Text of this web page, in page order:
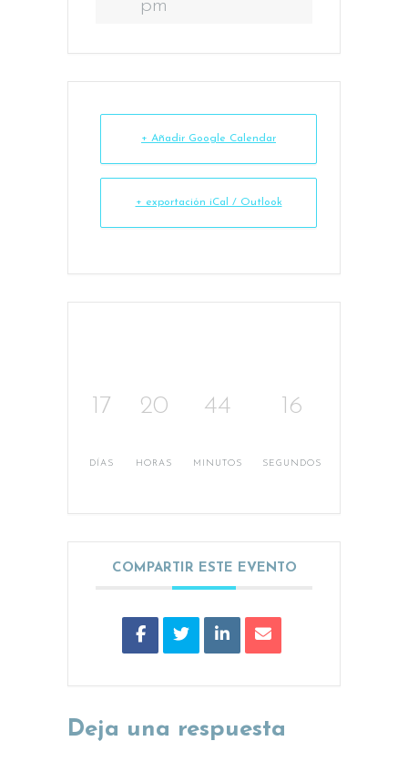
pm
+ Añadir Google Calendar
+ exportación iCal / Outlook
17
DÍAS
20
HORAS
44
MINUTOS
16
SEGUNDOS
COMPARTIR ESTE EVENTO
Deja una respuesta